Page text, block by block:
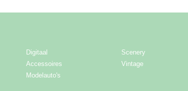
Digitaal
Accessoires
Modelauto's
Scenery
Vintage